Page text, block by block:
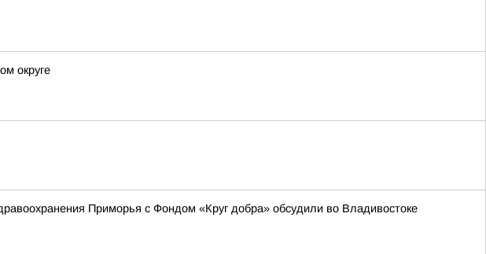
округе
Приморья с Фондом «Круг добра» обсудили во Владивостоке